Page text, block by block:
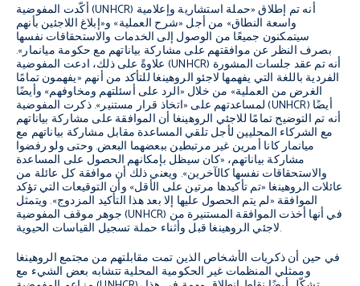
أكّدت المفوضية (UNHCR) أنه تم إطلاق «حملة استشارية وإعلامية
واسعة النطاق» من أجل «شرح العملية» و«إبلاغ اللاجئين بأنهم
سيتمكنون جميعًا من الوصول إلى الخدمات والاستحقاقات نفسها
بصرف النظر عن موافقتهم على مشاركة بياناتهم مع حكومة ميانمار».
علاوةً على ذلك، ادعت المفوضية (UNHCR) أنه تم عقد جلسات المشورة
الفردية باللغة التي يفهمها لاجئو الروهينغا للتأكد من أنهم «يفهمون تمامًا
الغرض من العملية» من خلال «الرد على أسئلتهم ومخاوفهم» وأيضًا
لمساعدتهم على «اتخاذ قرار مستنير». ذكرت المفوضية (UNHCR) أيضًا
أنه تم التوضيح تمامًا للاجئي الروهينغا أن الموافقة على مشاركة بياناتهم
مع الشركاء المحليين لأجل تلقي المساعدة مقابل مشاركة بياناتهم مع
ميانمار كانا أمرين غير مرتبطين ببعضهما البعض. وحتى ولو رفضوا
مشاركة بياناتهم، «كان سيظل بإمكانهم الحصول على المساعدة
والاستحقاقات نفسها كالآخرين». ويعني ذلك أن موافقة كل عائلة من
عائلات الروهينغا «تم تأكيدها مرتين على الأقل» وأن التوقيعات التي تؤكد
الموافقة «لم يتم الحصول عليها إلا بعد هذا التأكيد المزدوج». ويتمثل
جوهر موقف المفوضية (UNHCR) في أنها أخذت الموافقة المستنيرة من
لاجئي الروهينغا قبل وأثناء حملة تسجيل القياسات الحيوية.
في حين أن ذكريات الأشخاص الذين تمت مقابلتهم من مجتمع الروهينغا
وممثلي المنظمات غير الحكومية المحلية تتشابه بعض الشيء مع